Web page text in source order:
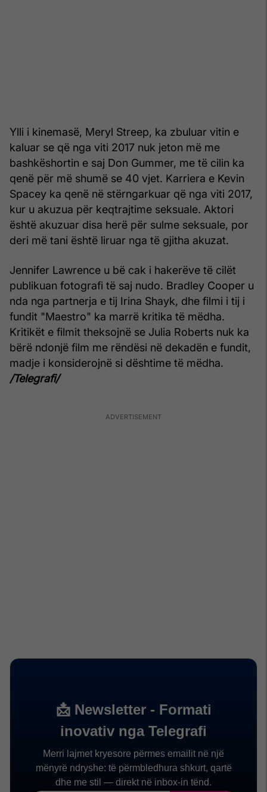
Ylli i kinemasë, Meryl Streep, ka zbuluar vitin e
kaluar se që nga viti 2017 nuk jeton më me
bashkëshortin e saj Don Gummer, me të cilin ka
qenë për më shumë se 40 vjet. Karriera e Kevin
Spacey ka qenë në stërngarkuar që nga viti 2017,
kur u akuzua për keqtrajtime seksuale. Aktori
është akuzuar disa herë për sulme seksuale, por
deri më tani është liruar nga të gjitha akuzat.
Jennifer Lawrence u bë cak i hakerëve të cilët
publikuan fotografi të saj nudo. Bradley Cooper u
nda nga partnerja e tij Irina Shayk, dhe filmi i tij i
fundit "Maestro" ka marrë kritika të mëdha.
Kritikët e filmit theksojnë se Julia Roberts nuk ka
bërë ndonjë film me rëndësi në dekadën e fundit,
madje i konsiderojnë si dështime të mëdha.
/Telegrafi/